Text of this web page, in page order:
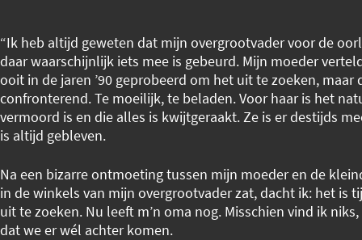
“Ik heb altijd geweten dat mijn overgrootvader voor de
daar waarschijnlijk iets mee is gebeurd. Mijn moeder
ooit in de jaren ’90 geprobeerd om het uit te zoeken, maar
confronterend. Te moeilijk, te beladen. Voor haar is het
vermoord is en die alles is kwijtgeraakt. Ze is er destijds
is altijd gebleven.
Na een bizarre ontmoeting tussen mijn moeder en de
in de winkels van mijn overgrootvader zat, dacht ik: het is
uit te zoeken. Nu leeft m’n oma nog. Misschien vind ik
dat we er wél achter komen.